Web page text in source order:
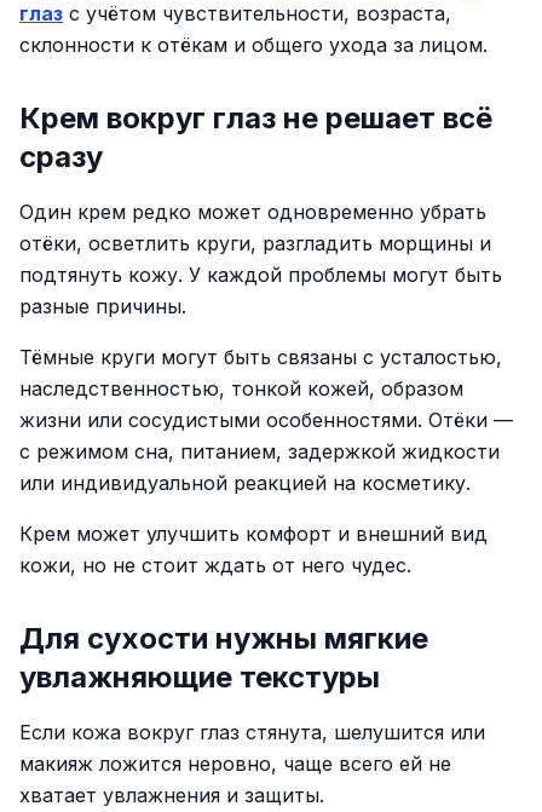
глаз с учётом чувствительности, возраста,
склонности к отёкам и общего ухода за лицом.
Крем вокруг глаз не решает всё
сразу
Один крем редко может одновременно убрать
отёки, осветлить круги, разгладить морщины и
подтянуть кожу. У каждой проблемы могут быть
разные причины.
Тёмные круги могут быть связаны с усталостью,
наследственностью, тонкой кожей, образом
жизни или сосудистыми особенностями. Отёки —
с режимом сна, питанием, задержкой жидкости
или индивидуальной реакцией на косметику.
Крем может улучшить комфорт и внешний вид
кожи, но не стоит ждать от него чудес.
Для сухости нужны мягкие
увлажняющие текстуры
Если кожа вокруг глаз стянута, шелушится или
макияж ложится неровно, чаще всего ей не
хватает увлажнения и защиты.